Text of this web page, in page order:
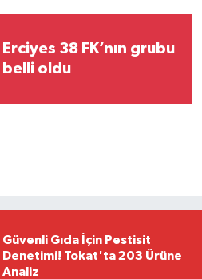
Erciyes 38 FK’nın grubu
belli oldu
Güvenli Gıda İçin Pestisit
Denetimi! Tokat'ta 203 Ürüne
Analiz